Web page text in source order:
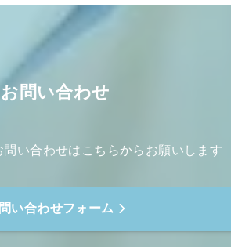
お問い合わせ
い合わせは こちらからお願いします
い合わせフォーム